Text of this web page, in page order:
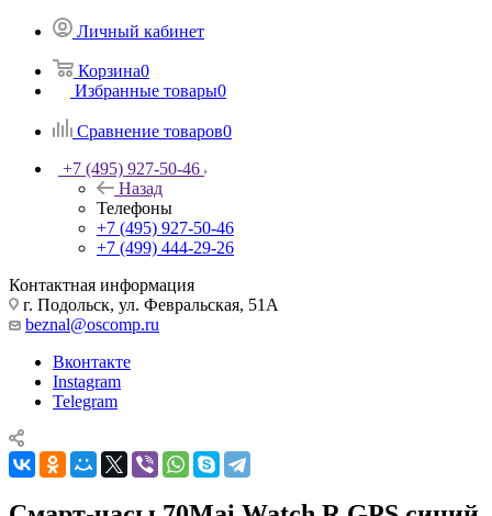
Личный кабинет
Корзина0
Избранные товары0
Сравнение товаров0
+7 (495) 927-50-46
Назад
Телефоны
+7 (495) 927-50-46
+7 (499) 444-29-26
Контактная информация
г. Подольск, ул. Февральская, 51А
beznal@oscomp.ru
Вконтакте
Instagram
Telegram